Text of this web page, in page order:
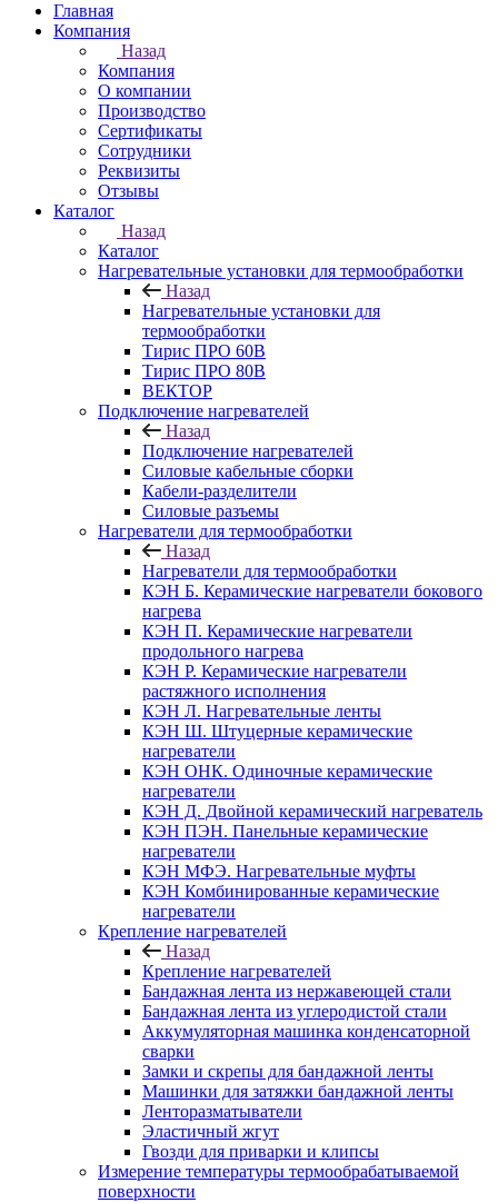
Главная
Компания
Назад
Компания
О компании
Производство
Сертификаты
Сотрудники
Реквизиты
Отзывы
Каталог
Назад
Каталог
Нагревательные установки для термообработки
Назад
Нагревательные установки для
термообработки
Тирис ПРО 60В
Тирис ПРО 80В
ВЕКТОР
Подключение нагревателей
Назад
Подключение нагревателей
Силовые кабельные сборки
Кабели-разделители
Силовые разъемы
Нагреватели для термообработки
Назад
Нагреватели для термообработки
КЭН Б. Керамические нагреватели бокового
нагрева
КЭН П. Керамические нагреватели
продольного нагрева
КЭН Р. Керамические нагреватели
растяжного исполнения
КЭН Л. Нагревательные ленты
КЭН Ш. Штуцерные керамические
нагреватели
КЭН ОНК. Одиночные керамические
нагреватели
КЭН Д. Двойной керамический нагреватель
КЭН ПЭН. Панельные керамические
нагреватели
КЭН МФЭ. Нагревательные муфты
КЭН Комбинированные керамические
нагреватели
Крепление нагревателей
Назад
Крепление нагревателей
Бандажная лента из нержавеющей стали
Бандажная лента из углеродистой стали
Аккумуляторная машинка конденсаторной
сварки
Замки и скрепы для бандажной ленты
Машинки для затяжки бандажной ленты
Ленторазматыватели
Эластичный жгут
Гвозди для приварки и клипсы
Измерение температуры термообрабатываемой
поверхности